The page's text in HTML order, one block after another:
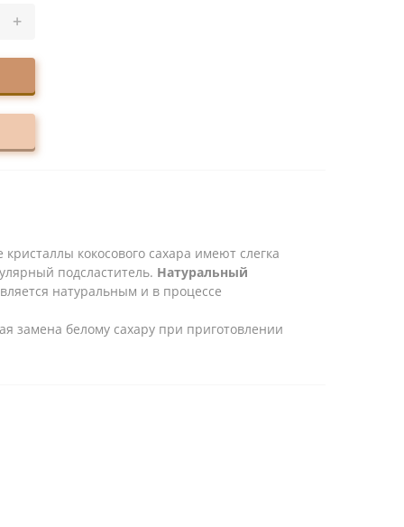
+
кокосового сахара имеют слегка
подсластитель. Натуральный
натуральным и в процессе
замена белому сахару при приготовлении